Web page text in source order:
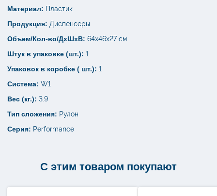
Материал: Пластик
Продукция: Диспенсеры
Объем/Кол-во/ДхШхВ: 64х46х27 см
Штук в упаковке (шт.): 1
Упаковок в коробке ( шт.): 1
Система: W1
Вес (кг.): 3.9
Тип сложения: Рулон
Серия: Performance
С этим товаром покупают